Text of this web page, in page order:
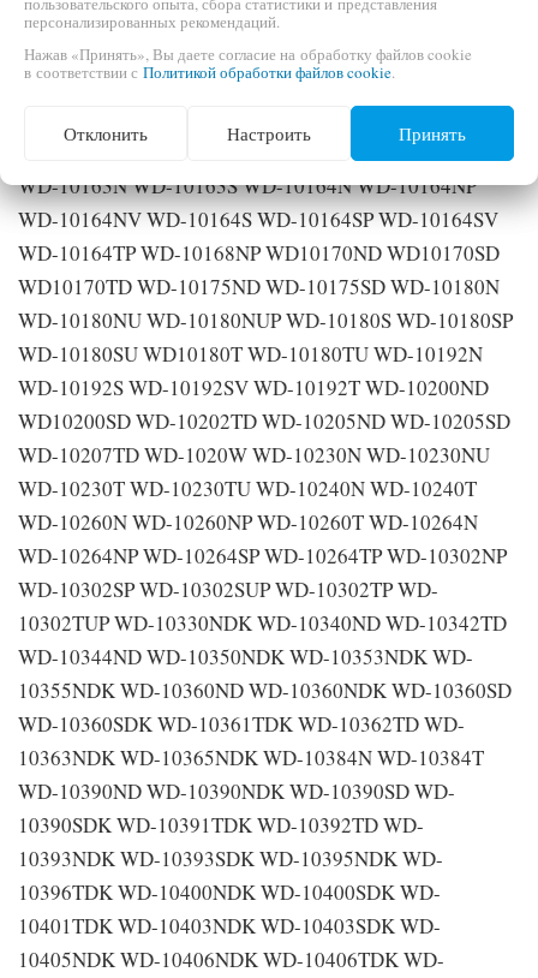
WD-10154TP WD-10155NU WD-10155NUP WD-
10156NU WD-10156NUP WD-10158NP WD-10160N
WD-10160NP WD-10160NU WD-10160NUP WD-
10160NUV WD-10160S WD-10160SP WD-10160SU WD-
10160SUP WD-10160SUV WD-10160TP WD-10160TUP
WD-10163N WD-10163S WD-10164N WD-10164NP
WD-10164NV WD-10164S WD-10164SP WD-10164SV
WD-10164TP WD-10168NP WD10170ND WD10170SD
WD10170TD WD-10175ND WD-10175SD WD-10180N
WD-10180NU WD-10180NUP WD-10180S WD-10180SP
WD-10180SU WD10180T WD-10180TU WD-10192N
WD-10192S WD-10192SV WD-10192T WD-10200ND
WD10200SD WD-10202TD WD-10205ND WD-10205SD
WD-10207TD WD-1020W WD-10230N WD-10230NU
WD-10230T WD-10230TU WD-10240N WD-10240T
WD-10260N WD-10260NP WD-10260T WD-10264N
WD-10264NP WD-10264SP WD-10264TP WD-10302NP
WD-10302SP WD-10302SUP WD-10302TP WD-
10302TUP WD-10330NDK WD-10340ND WD-10342TD
WD-10344ND WD-10350NDK WD-10353NDK WD-
10355NDK WD-10360ND WD-10360NDK WD-10360SD
WD-10360SDK WD-10361TDK WD-10362TD WD-
10363NDK WD-10365NDK WD-10384N WD-10384T
WD-10390ND WD-10390NDK WD-10390SD WD-
10390SDK WD-10391TDK WD-10392TD WD-
10393NDK WD-10393SDK WD-10395NDK WD-
10396TDK WD-10400NDK WD-10400SDK WD-
10401TDK WD-10403NDK WD-10403SDK WD-
10405NDK WD-10406NDK WD-10406TDK WD-
персонализированных рекомендаций.
Нажав «Принять», Вы даете согласие на обработку файлов cookie
в соответствии с Политикой обработки файлов cookie.
Отклонить Настроить Принять